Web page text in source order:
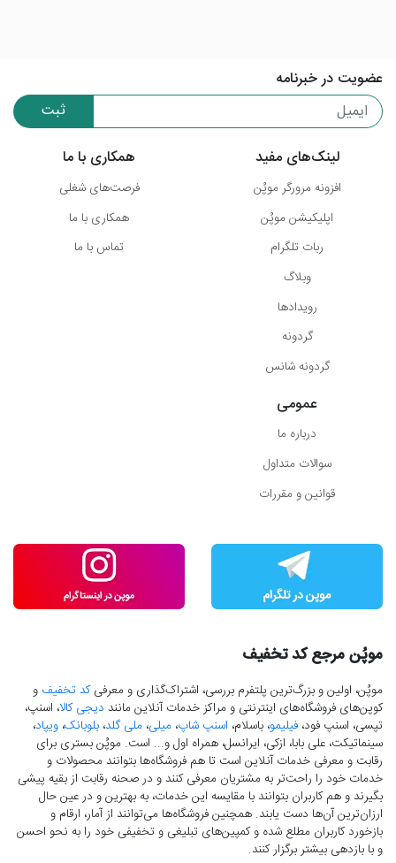
عضویت در خبرنامه
ثبت
لینک‌های مفید
افزونه مرورگر موپُن
اپلیکیشن موپُن
ربات تلگرام
وبلاگ
رویدادها
گردونه
گردونه شانس
همکاری با ما
فرصت‌های شغلی
همکاری با ما
تماس با ما
عمومی
درباره ما
سوالات متداول
قوانین و مقررات
موپُن مرجع کد تخفیف
موپُن، اولین و بزرگ‌ترین پلتفرم بررسی، اشتراک‌گذاری و معرفیکد تخفیف و
کوپن‌های فروشگاه‌های اینترنتی و مراکز خدمات آنلاین مانند دیجی کالا، اسنپ،
تپسی، اسنپ فود، فیلیمو، باسلام، اسنپ شاپ، میلی، ملی گلد، بلوبانک، ویپاد،
سینماتیکت، علی بابا، ازکی، ایرانسل، همراه اول و... است. موپُن بستری برای
رقابت و معرفی خدمات آنلاین است تا هم فروشگاه‌ها بتوانند محصولات و
خدمات خود را راحت‌تر به مشتریان معرفی کنند و در صحنه رقابت از بقیه پیشی
بگیرند و هم کاربران بتوانند با مقایسه این خدمات، به بهترین و در عین حال
ارزان‌ترین آن‌ها دست‌ یابند. همچنین فروشگاه‌ها می‌توانند از آمار، ارقام و
بازخورد کاربران مطلع شده و کمپین‌های تبلیغی و تخفیفی خود را به نحو احسن
و با بازدهی بیشتر برگزار کنند.